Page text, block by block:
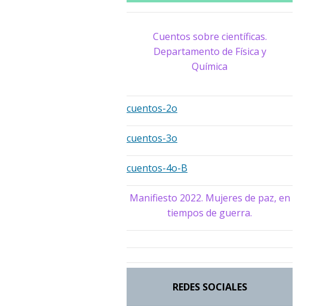
Cuentos sobre científicas.
Departamento de Física y
Química
cuentos-2o
cuentos-3o
cuentos-4o-B
Manifiesto 2022. Mujeres de paz, en
tiempos de guerra.
REDES SOCIALES